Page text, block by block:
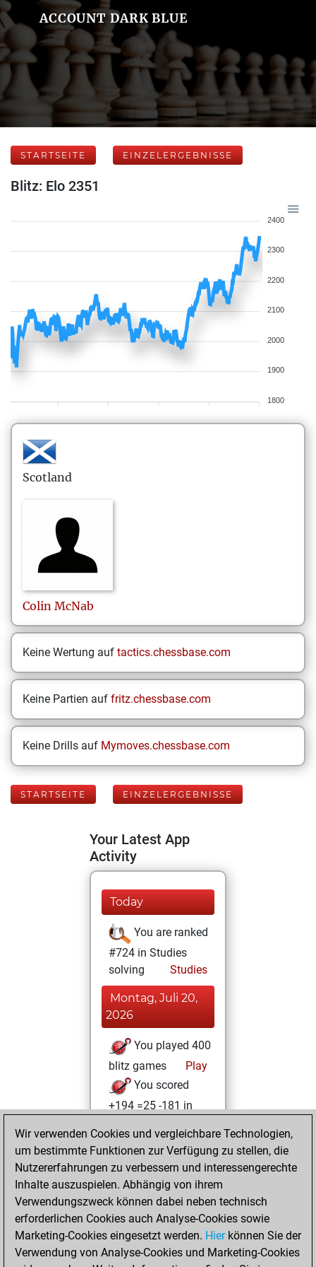
ACCOUNT DARK BLUE
STARTSEITE EINZELERGEBNISSE
Blitz: Elo 2351
2400
2300
2200
2100
2000
1900
1800
Scotland
Colin McNab
Keine Wertung auf tactics.chessbase.com
Keine Partien auf fritz.chessbase.com
Keine Drills auf Mymoves.chessbase.com
STARTSEITE EINZELERGEBNISSE
Your Latest App
Activity
Today
You are ranked
#724 in Studies
solving
Studies
Montag, Juli 20,
2026
You played 400
blitz games
Play
You scored
+194 =25 -181 in
Mittwoch, Juni 19,
2024
You solved 3
rated studies
Studies
You
achieved a rating of
Wir verwenden Cookies und vergleichbare Technologien,
um bestimmte Funktionen zur Verfügung zu stellen, die
Nutzererfahrungen zu verbessern und interessengerechte
Inhalte auszuspielen. Abhängig von ihrem
Verwendungszweck können dabei neben technisch
erforderlichen Cookies auch Analyse-Cookies sowie
Marketing-Cookies eingesetzt werden. Hierkönnen Sie der
Verwendung von Analyse-Cookies und Marketing-Cookies